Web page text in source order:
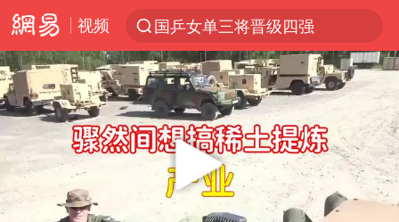
视频
国乒女单三将晋级四强
光影经济撬动暑期消费新蓝海
马克·艾伦退出斯诺克中国公开赛
新疆优化调整景区内自驾服务费
上四休三，但降薪1000元，你接受吗？
WTT瑞典大满贯女单签表出炉